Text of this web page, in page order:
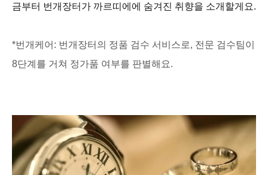
금부터 번개장터가 까르띠에에 숨겨진 취향을 소개할게요.
*번개케어: 번개장터의 정품 검수 서비스로, 전문 검수팀이
8단계를 거쳐 정가품 여부를 판별해요.